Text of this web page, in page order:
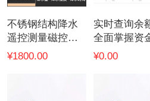
不锈钢结构降水
遥控测量磁控开
关无线雨量计
¥1800.00
实时查询余
全面掌握资
支
¥0.00